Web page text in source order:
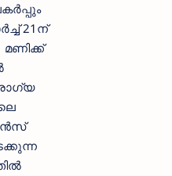
21ന്
മണിക്ക്